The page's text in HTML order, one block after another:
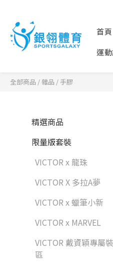
首頁
運
全部商品 /雜品 /手膠
精選商品
限量版套裝
VICTOR x 龍珠
VICTOR X 多拉A夢
VICTOR x 蠟筆小新
VICTOR x MARVEL
VICTOR 戴資穎專屬
區